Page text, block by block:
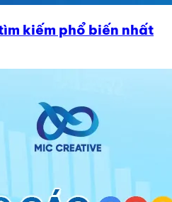
kiếm phổ biến nhất